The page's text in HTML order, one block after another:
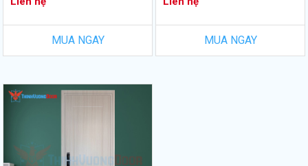
MUA NGAY MUA NGAY